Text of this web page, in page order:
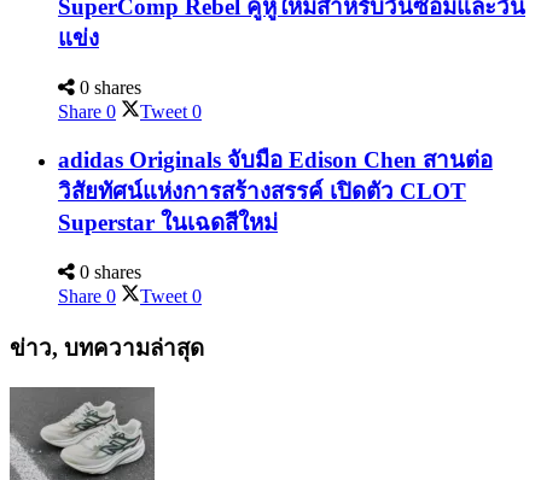
SuperComp Rebel คู่หูใหม่สำหรับวันซ้อมและวัน
แข่ง
0 shares
Share 0 Tweet 0
adidas Originals จับมือ Edison Chen สานต่อ
วิสัยทัศน์แห่งการสร้างสรรค์ เปิดตัว CLOT
Superstar ในเฉดสีใหม่
0 shares
Share 0 Tweet 0
ข่าว, บทความล่าสุด